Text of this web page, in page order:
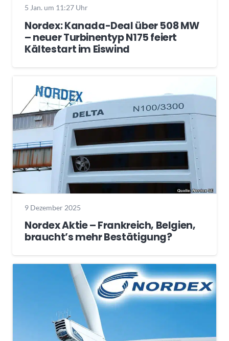
5 Jan. um 11:27 Uhr
Nordex: Kanada-Deal über 508 MW
– neuer Turbinentyp N175 feiert
Kältestart im Eiswind
9 Dezember 2025
Nordex Aktie – Frankreich, Belgien,
braucht’s mehr Bestätigung?